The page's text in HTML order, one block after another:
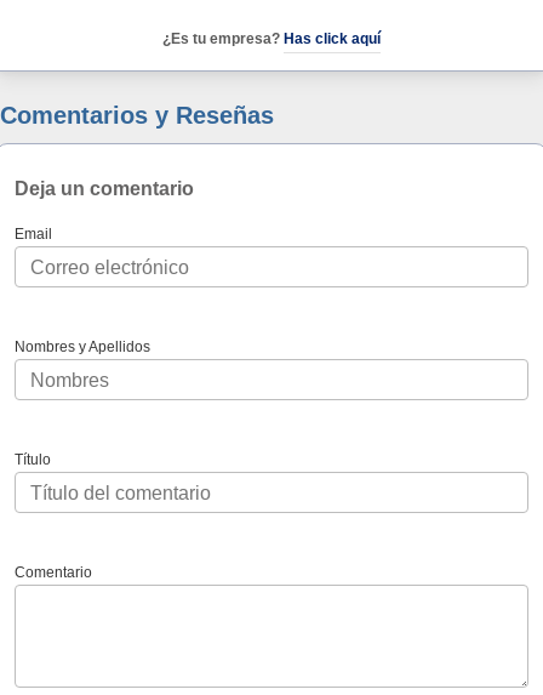
¿Es tu empresa? Has click aquí
Comentarios y Reseñas
Deja un comentario
Email
Nombres y Apellidos
Título
Comentario